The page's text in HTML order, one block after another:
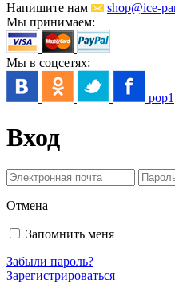
Напишите нам
shop@ice-
Мы принимаем:
Мы в соцсетях:
pop1
Вход
Отмена
Запомнить меня
Забыли пароль?
Зарегистрироваться